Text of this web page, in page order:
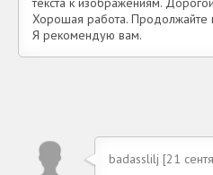
Хорошая работа. Продолжайте
Я рекомендую вам.
badasslilj [21